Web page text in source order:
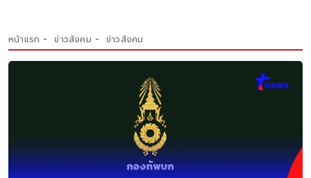
หน้าแรก ข่าวสังคม ข่าวสังคม